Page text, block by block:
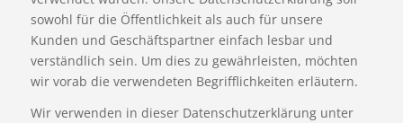
sowohl für die Öffentlichkeit als auch für unsere
Kunden und Geschäftspartner einfach lesbar und
verständlich sein. Um dies zu gewährleisten, möchten
wir vorab die verwendeten Begrifflichkeiten erläutern.
Wir verwenden in dieser Datenschutzerklärung unter